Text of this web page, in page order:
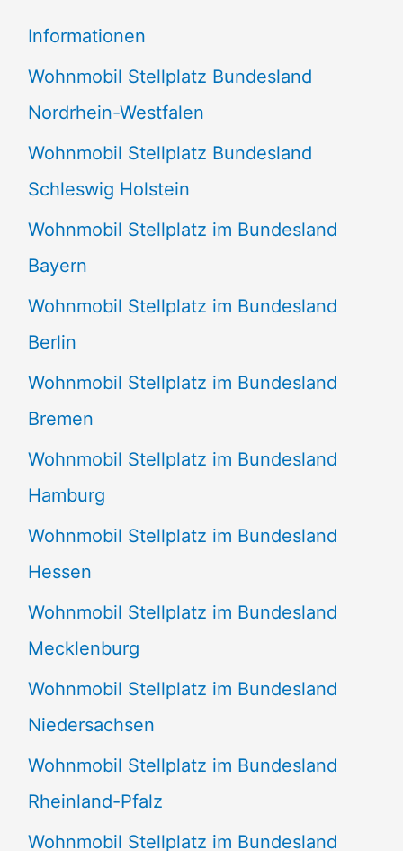
n
n
a
c
h
:
Informationen
Wohnmobil Stellplatz Bundesland
Nordrhein-Westfalen
Wohnmobil Stellplatz Bundesland
Schleswig Holstein
Wohnmobil Stellplatz im Bundesland
Bayern
Wohnmobil Stellplatz im Bundesland
Berlin
Wohnmobil Stellplatz im Bundesland
Bremen
Wohnmobil Stellplatz im Bundesland
Hamburg
Wohnmobil Stellplatz im Bundesland
Hessen
Wohnmobil Stellplatz im Bundesland
Mecklenburg
Wohnmobil Stellplatz im Bundesland
Niedersachsen
Wohnmobil Stellplatz im Bundesland
Rheinland-Pfalz
Wohnmobil Stellplatz im Bundesland